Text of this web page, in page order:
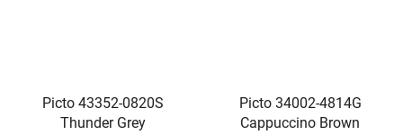
Picto 43352-0820S
Thunder Grey
Picto 34002-4814G
Cappuccino Brown